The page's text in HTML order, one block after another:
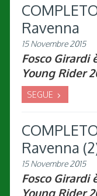
Ravenna
15 Novembre 2015
Fosco Girardi
Young Rider
SEGUE
Ravenna
15 Novembre 2015
Fosco Girardi
Young Rider